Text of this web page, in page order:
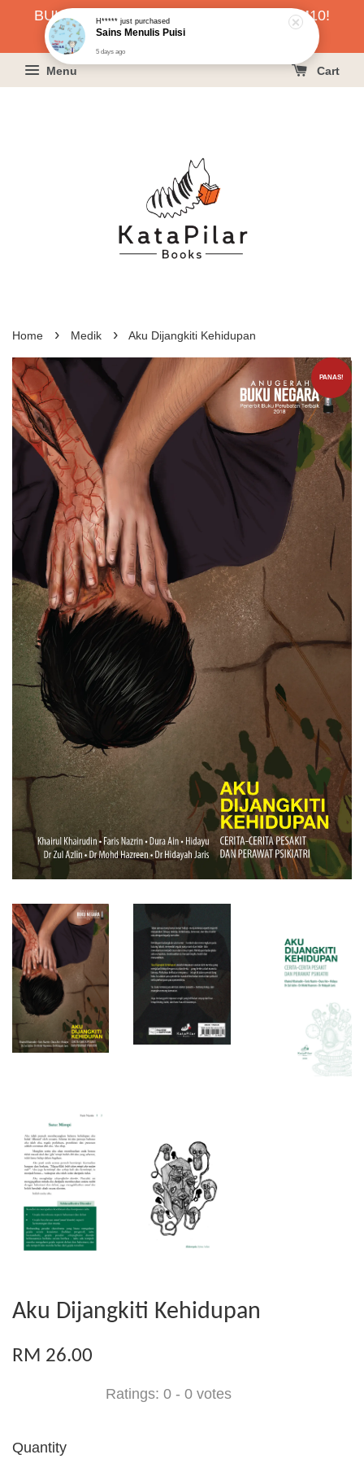
BUKU HARGA RAHMAH SERENDAH RM10!
KLIK SINI UNTUK PESAN!
Menu Cart
Home › Medik › Aku Dijangkiti Kehidupan
PANAS!
Aku Dijangkiti Kehidupan
RM 26.00
Ratings: 0 - 0 votes
Quantity
H*****just purchased
Sains Menulis Puisi
5 days ago